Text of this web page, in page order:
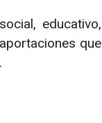
educativo,
que